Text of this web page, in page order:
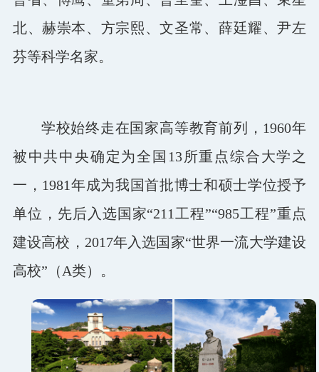
北、赫崇本、方宗熙、文圣常、薛廷耀、尹左
芬等科学名家。
学校始终走在国家高等教育前列，1960年
被中共中央确定为全国13所重点综合大学之
一，1981年成为我国首批博士和硕士学位授予
单位，先后入选国家“211工程”“985工程”重点
建设高校，2017年入选国家“世界一流大学建设
高校”（A类）。